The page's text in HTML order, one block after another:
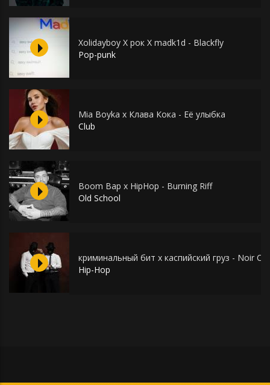
Xolidayboy X рок X madk1d - Blackfly
Pop-punk
Mia Boyka x Клава Кока - Её улыбка
Club
Boom Bap x HipHop - Burning Riff
Old School
криминальный бит x каспийский груз - Noir
Hip-Hop